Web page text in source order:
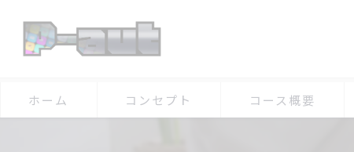
ホーム コンセプト コース概要